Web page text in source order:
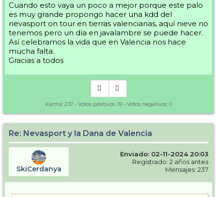
Cuando esto vaya un poco a mejor porque este palo
es muy grande propongo hacer una kdd del
nevasport on tour en tierras valencianas, aquí nieve no
tenemos pero un día en javalambre se puede hacer.
Así celebramos la vida que en Valencia nos hace
mucha falta.
Gracias a todos
Karma: 237 - Votos positivos: 19 - Votos negativos: 0
Re: Nevasport y la Dana de Valencia
SkiCerdanya
Enviado: 02-11-2024 20:03
Registrado: 2 años antes
Mensajes: 237